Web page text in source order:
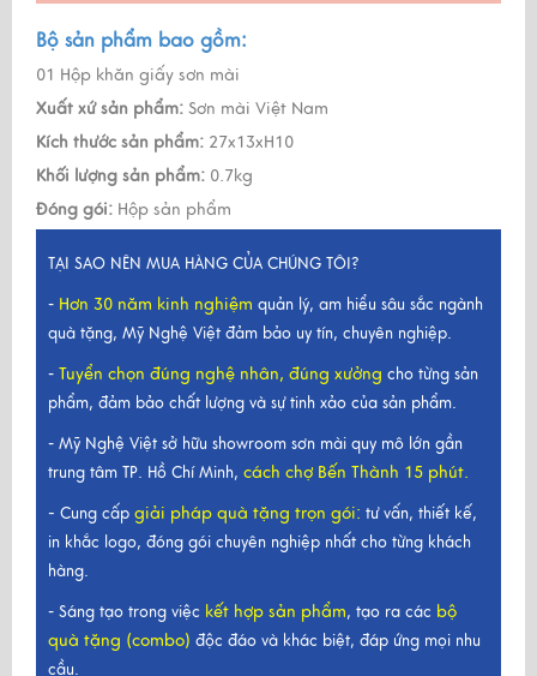
Bộ sản phẩm bao gồm:
01 Hộp khăn giấy sơn mài
Xuất xứ sản phẩm: Sơn mài Việt Nam
Kích thước sản phẩm: 27x13xH10
Khối lượng sản phẩm: 0.7kg
Đóng gói: Hộp sản phẩm
TẠI SAO NÊN MUA HÀNG CỦA CHÚNG TÔI?
- Hơn 30 năm kinh nghiệm quản lý, am hiểu sâu sắc ngành
quà tặng, Mỹ Nghệ Việt đảm bảo uy tín, chuyên nghiệp.
- Tuyển chọn đúng nghệ nhân, đúng xưởng cho từng sản
phẩm, đảm bảo chất lượng và sự tinh xảo của sản phẩm.
- Mỹ Nghệ Việt sở hữu showroom sơn mài quy mô lớn gần
trung tâm TP. Hồ Chí Minh, cách chợ Bến Thành 15 phút.
- Cung cấp giải pháp quà tặng trọn gói: tư vấn, thiết kế,
in khắc logo, đóng gói chuyên nghiệp nhất cho từng khách
hàng.
- Sáng tạo trong việc kết hợp sản phẩm, tạo ra các bộ
quà tặng (combo) độc đáo và khác biệt, đáp ứng mọi nhu
cầu.